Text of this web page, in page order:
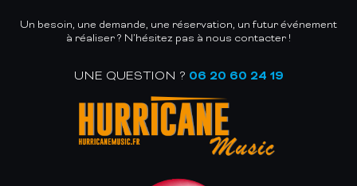
Un besoin, une demande, une réservation, un futur événement
à réaliser ? N’hésitez pas à nous contacter !
UNE QUESTION ? 06 20 60 24 19